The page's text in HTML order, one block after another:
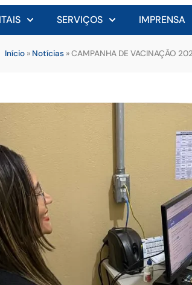
SERVIÇOS IMPRENSA
Início » Notícias »CAMPANHA DE VACINAÇÃO